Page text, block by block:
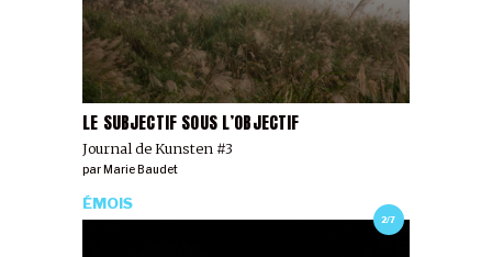
LE SUBJECTIF SOUS L’OBJECTIF
Journal de Kunsten #3
par Marie Baudet
2/7
ÉMOIS